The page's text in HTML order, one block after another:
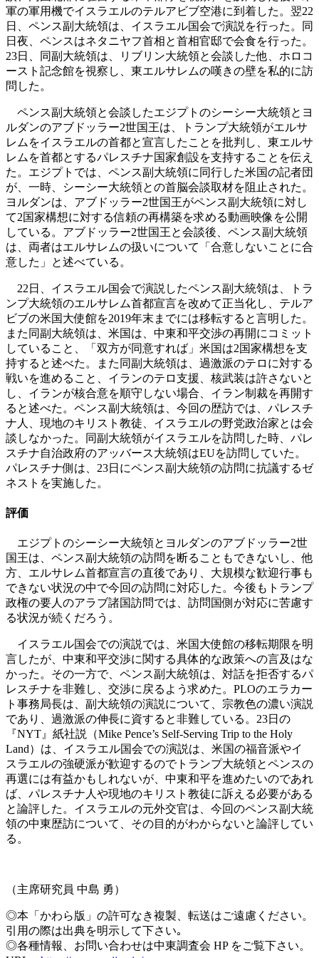
軍の軍用機でイスラエルのテルアビブ空港に到着した。翌22
日、ペンス副大統領は、イスラエル国会で演説を行った。同
日夜、ペンスはネタニヤフ首相と首相官邸で会食を行った。
23日、同副大統領は、リブリン大統領と会談した他、ホロコ
ースト記念館を視察し、東エルサレムの嘆きの壁を私的に訪
問した。
ペンス副大統領と会談したエジプトのシーシー大統領とヨ
ルダンのアブドッラー2世国王は、トランプ大統領がエルサ
レムをイスラエルの首都と宣言したことを批判し、東エルサ
レムを首都とするパレスチナ国家創設を支持することを伝え
た。エジプトでは、ペンス副大統領に同行した米国の記者団
が、一時、シーシー大統領との首脳会談取材を阻止された。
ヨルダンは、アブドッラー2世国王がペンス副大統領に対し
て2国家構想に対する信頼の再構築を求める動画映像を公開
している。アブドッラー2世国王と会談後、ペンス副大統領
は、両者はエルサレムの扱いについて「合意しないことに合
意した」と述べている。
22日、イスラエル国会で演説したペンス副大統領は、トラ
ンプ大統領のエルサレム首都宣言を改めて正当化し、テルア
ビブの米国大使館を2019年末までには移転すると言明した。
また同副大統領は、米国は、中東和平交渉の再開にコミット
していること、「双方が同意すれば」米国は2国家構想を支
持すると述べた。また同副大統領は、過激派のテロに対する
戦いを進めること、イランのテロ支援、核武装は許さないと
し、イランが核合意を順守しない場合、イラン制裁を再開す
ると述べた。ペンス副大統領は、今回の歴訪では、パレスチ
ナ人、現地のキリスト教徒、イスラエルの野党政治家とは会
談しなかった。同副大統領がイスラエルを訪問した時、パレ
スチナ自治政府のアッバース大統領はEUを訪問していた。
パレスチナ側は、23日にペンス副大統領の訪問に抗議するゼ
ネストを実施した。
評価
エジプトのシーシー大統領とヨルダンのアブドッラー2世
国王は、ペンス副大統領の訪問を断ることもできないし、他
方、エルサレム首都宣言の直後であり、大規模な歓迎行事も
できない状況の中で今回の訪問に対応した。今後もトランプ
政権の要人のアラブ諸国訪問では、訪問国側が対応に苦慮す
る状況が続くだろう。
イスラエル国会での演説では、米国大使館の移転期限を明
言したが、中東和平交渉に関する具体的な政策への言及はな
かった。その一方で、ペンス副大統領は、対話を拒否するパ
レスチナを非難し、交渉に戻るよう求めた。PLOのエラカー
ト事務局長は、副大統領の演説について、宗教色の濃い演説
であり、過激派の伸長に資すると非難している。23日の
『NYT』紙社説（Mike Pence’s Self-Serving Trip to the Holy
Land）は、イスラエル国会での演説は、米国の福音派やイ
スラエルの強硬派が歓迎するのでトランプ大統領とペンスの
再選には有益かもしれないが、中東和平を進めたいのであれ
ば、パレスチナ人や現地のキリスト教徒に訴える必要がある
と論評した。イスラエルの元外交官は、今回のペンス副大統
領の中東歴訪について、その目的がわからないと論評してい
る。
（主席研究員 中島 勇）
◎本「かわら版」の許可なき複製、転送はご遠慮ください。
引用の際は出典を明示して下さい｡
◎各種情報、お問い合わせは中東調査会 HP をご覧下さい。